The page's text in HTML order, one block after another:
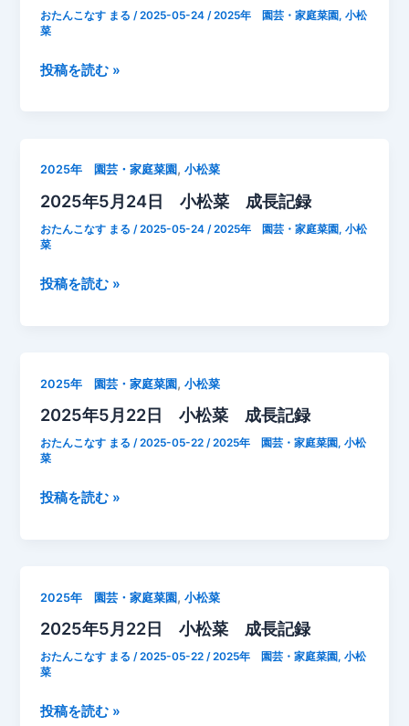
菜
成
記
おたんこなす まる/2025-05-24/2025年 園芸・家庭菜園,小松
菜
2025
日
プ
ラ
ン
ー
青
（※
閲
覧
意）
処
投稿を読む »
2025年 園芸・家庭菜園 ,小松菜
2025年5月24日 小松菜 成長記録
おたんこなす まる/2025-05-24/2025年 園芸・家庭菜園,小松
菜
2025
日
小
松
菜
長
投稿を読む »
2025年 園芸・家庭菜園,小松菜
2025年5月22日 小松菜 成長記録
おたんこなす まる/2025-05-22/2025年 園芸・家庭菜園,小松
菜
2025
日
小
松
菜
長
投稿を読む »
2025年 園芸・家庭菜園,小松菜
2025年5月22日 小松菜 成長記録
おたんこなす まる/2025-05-22/2025年 園芸・家庭菜園,小松
菜
2025
投稿を読む »